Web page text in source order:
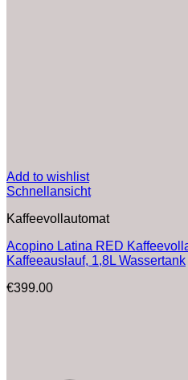
Add to wishlist
Schnellansicht
Kaffeevollautomat
Acopino Latina RED
Kaffeeauslauf, 1,8L Wassertank
€399.00